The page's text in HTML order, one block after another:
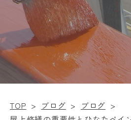
TOP > ブログ > ブログ >